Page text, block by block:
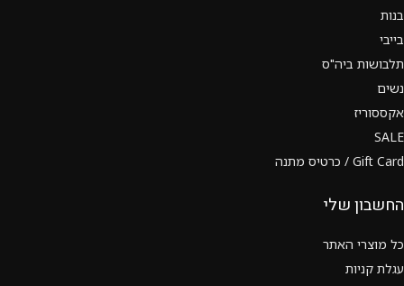
בנות
בייבי
תלבושות ביה"ס
נשים
אקססוריז
SALE
Gift Card / כרטיס מתנה
החשבון שלי
כל מוצרי האתר
עגלת קניות